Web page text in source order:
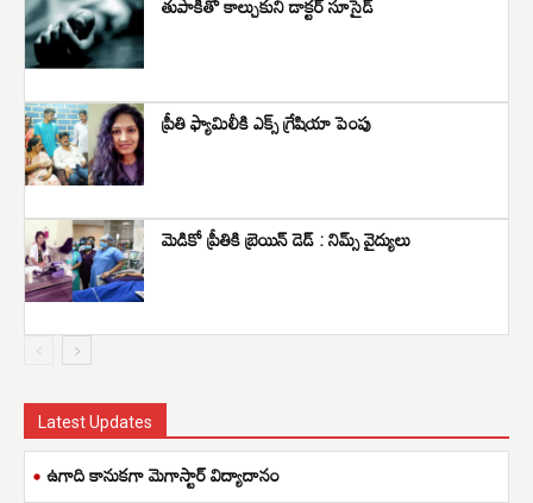
ప్రీతి ఫ్యామిలీకి ఎక్స్ గ్రేషియా పెంపు
మెడికో ప్రీతికి బ్రెయిన్ డెడ్ : నిమ్స్ వైద్యులు
Latest Updates
ఉగాది కానుకగా మెగాస్టార్ విద్యాదానం